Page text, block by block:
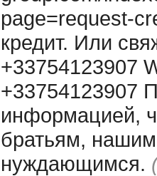
page=request-
кредит. Или
+33754123907
+33754123907
информацией,
братьям,
нуждающимся.